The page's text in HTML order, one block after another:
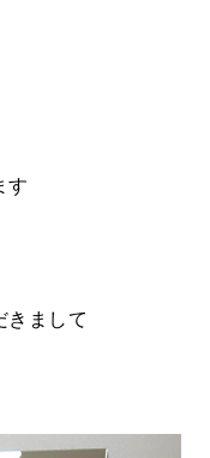
す
きまして